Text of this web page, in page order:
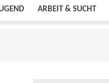
ARBEIT & SUCHT